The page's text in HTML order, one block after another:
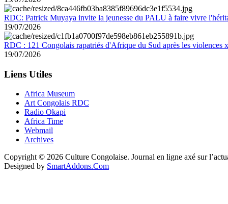
RDC: Patrick Muyaya invite la jeunesse du PALU à faire vivre
19/07/2026
RDC : 121 Congolais rapatriés d'Afrique du Sud après les violences
19/07/2026
Liens Utiles
Africa Museum
Art Congolais RDC
Radio Okapi
Africa Time
Webmail
Archives
Copyright © 2026 Culture Congolaise. Journal en ligne axé sur
Designed by SmartAddons.Com